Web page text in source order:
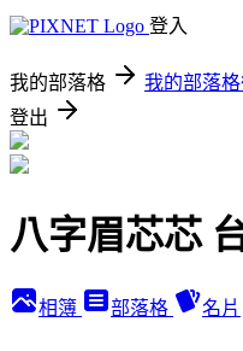
登入
我的部落格 我的部落
登出
八字眉芯芯
相簿 部落格 名片